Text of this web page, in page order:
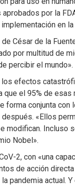
por la
en la
César de la
por multitud de
percibir el mundo».
efectos
que el 95% de
forma conjunta
«Ellos
modifican.
Nobel».
2, con «una
de acción
pandemia